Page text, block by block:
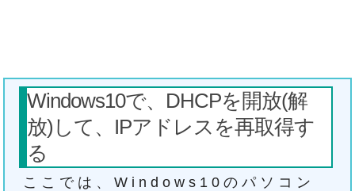
Windows10で、DHCPを開放(解
放)して、IPアドレスを再取得す
る
ここでは、Windows10のパソコン